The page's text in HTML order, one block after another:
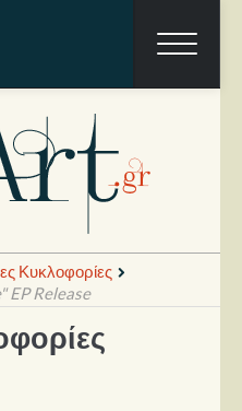
Κυκλοφορίες
EP Release